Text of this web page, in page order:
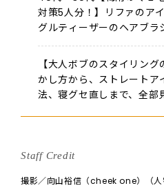
対策5人分！】リファのア
グルティーザーのヘアブラ
愛用品＆スタイリングを
【大人ボブのスタイリン
かし方から、ストレートア
法、寝グセ直しまで、全部
Staff Credit
撮影／向山裕信（cheek one）（